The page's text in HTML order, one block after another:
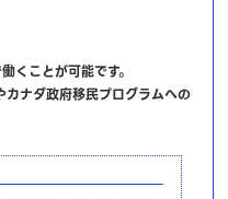
くことが可能です。
ナダ政府移民プログラムへの